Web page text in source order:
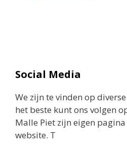
Social Media
We zijn te vinden op
het beste kunt ons volgen
Malle Piet zijn eigen
website. T